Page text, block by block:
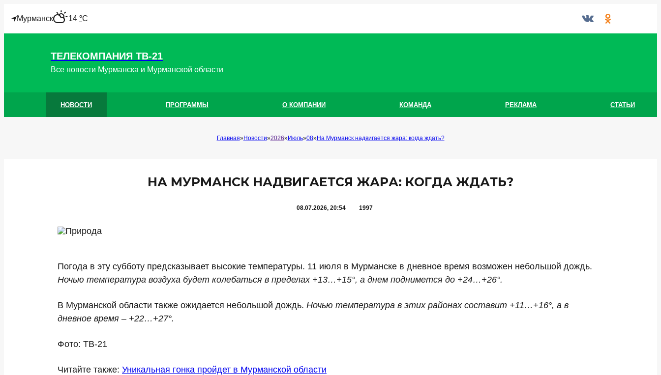
Мурманск"14 °C
ТЕЛЕКОМПАНИЯ ТВ-21
Все новости Мурманска и Мурманской области
НОВОСТИ ПРОГРАММЫ О КОМПАНИИ КОМАНДА РЕКЛАМА СТАТЬИ
Главная Новости 2026 Июль 08 На Мурманск надвигается жара: когда ждать?
НА МУРМАНСК НАДВИГАЕТСЯ ЖАРА: КОГДА ЖДАТЬ?
08.07.2026, 20:54 1997
Погода в эту субботу предсказывает высокие температуры. 11 июля в Мурманске в дневное время возможен небольшой дождь.
Ночью температура воздуха будет колебаться в пределах +13…+15°, а днем поднимется до +24…+26°.
В Мурманской области также ожидается небольшой дождь. Ночью температура в этих районах составит +11…+16°, а в
дневное время – +22…+27°.
Фото: ТВ-21
Читайте также: Уникальная гонка пройдет в Мурманской области